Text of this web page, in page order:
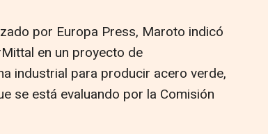
por Europa Press, Maroto indicó
en un proyecto de
industrial para producir acero verde,
se está evaluando por la Comisión